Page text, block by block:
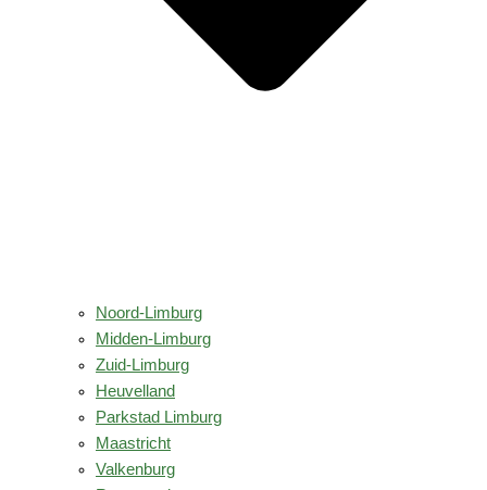
Noord-Limburg
Midden-Limburg
Zuid-Limburg
Heuvelland
Parkstad Limburg
Maastricht
Valkenburg